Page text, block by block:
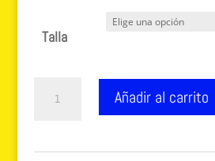
clientes
original
124.90 €.
actual
Talla
Añadir al carrito